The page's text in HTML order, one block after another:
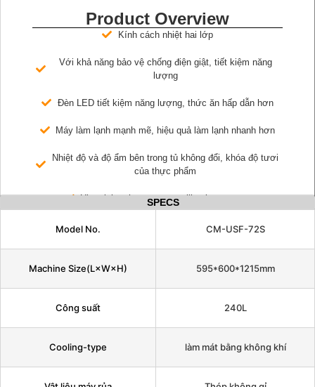
Product Overview
Kính cách nhiệt hai lớp
Với khả năng bảo vệ chống điện giật, tiết kiệm năng
lượng
Đèn LED tiết kiệm năng lượng, thức ăn hấp dẫn hơn
Máy làm lạnh mạnh mẽ, hiệu quả làm lạnh nhanh hơn
Nhiệt độ và độ ẩm bên trong tủ không đổi, khóa độ tươi
của thực phẩm
Ultraviolet short-wave sterilization system
SPECS
Model No. CM-USF-72S
Machine Size(L×W×H) 595*600*1215mm
Công suất 240L
Cooling-type làm mát bằng không khí